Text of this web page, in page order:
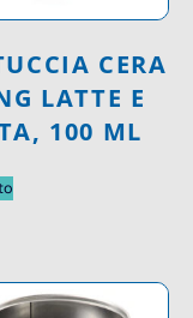
CERA
LATTE E
100 ML